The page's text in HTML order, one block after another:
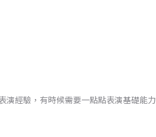
演經驗，有時候需要一點點表演基礎能力